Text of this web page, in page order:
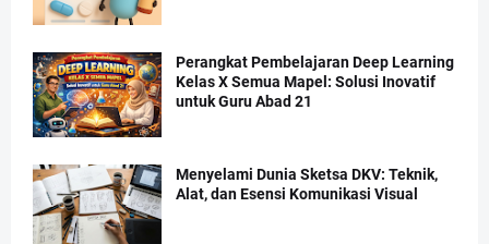
Perangkat Pembelajaran Deep Learning
Kelas X Semua Mapel: Solusi Inovatif
untuk Guru Abad 21
Menyelami Dunia Sketsa DKV: Teknik,
Alat, dan Esensi Komunikasi Visual